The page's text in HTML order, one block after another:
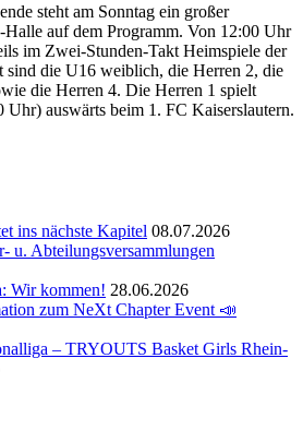
steht am Sonntag ein großer
auf dem Programm. Von 12:00 Uhr
im Zwei-Stunden-Takt Heimspiele der
sind die U16 weiblich, die Herren 2, die
die Herren 4. Die Herren 1 spielt
Uhr) auswärts beim 1. FC Kaiserslautern.
ins nächste Kapitel 08.07.2026
u. Abteilungsversammlungen
Wir kommen! 28.06.2026
zum NeXt Chapter Event 📣
– TRYOUTS Basket Girls Rhein-